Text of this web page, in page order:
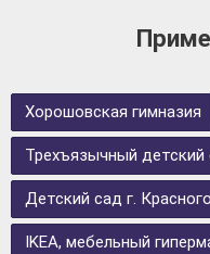
Хорошовская гимназия
Трехъязычный детский
Детский сад г.
IKEA, мебельный